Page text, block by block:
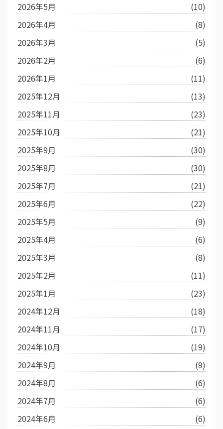
2026年5月
(10)
2026年4月
(8)
2026年3月
(5)
2026年2月
(6)
2026年1月
(11)
2025年12月
(13)
2025年11月
(23)
2025年10月
(21)
2025年9月
(30)
2025年8月
(30)
2025年7月
(21)
2025年6月
(22)
2025年5月
(9)
2025年4月
(6)
2025年3月
(8)
2025年2月
(11)
2025年1月
(23)
2024年12月
(18)
2024年11月
(17)
2024年10月
(19)
2024年9月
(9)
2024年8月
(6)
2024年7月
(6)
2024年6月
(6)